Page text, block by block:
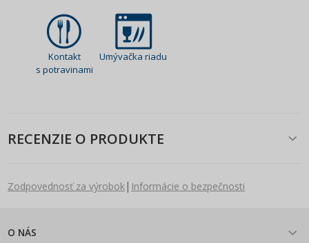
Kontakt
s potravinami
Umývačka riadu
RECENZIE O PRODUKTE
Zodpovednosť za výrobok| Informácie o bezpečnosti
O NÁS